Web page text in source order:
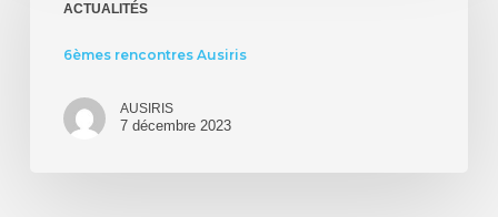
ACTUALITÉS
6èmes rencontres Ausiris
AUSIRIS
7 décembre 2023